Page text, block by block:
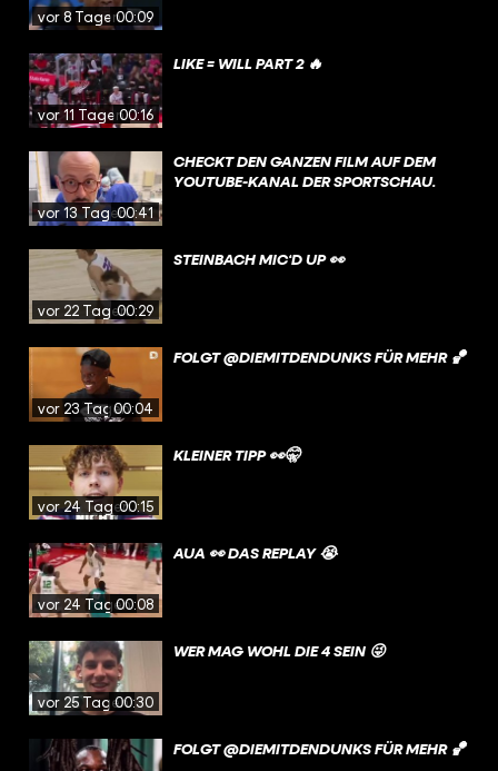
vor 8 Tagen00:09
vor 11 Tagen00:16
LIKE = WILL PART 2 🔥
vor 13 Tagen00:41
CHECKT DEN GANZEN FILM AUF DEM
YOUTUBE-KANAL DER SPORTSCHAU.
vor 22 Tagen00:29
STEINBACH MIC‘D UP 👀
vor 23 Tagen00:04
FOLGT @DIEMITDENDUNKS FÜR MEHR 🏀
vor 24 Tagen00:15
KLEINER TIPP 👀🤫
vor 24 Tagen00:08
AUA 👀 DAS REPLAY 😭
vor 25 Tagen00:30
WER MAG WOHL DIE 4 SEIN 😜
FOLGT @DIEMITDENDUNKS FÜR MEHR 🏀